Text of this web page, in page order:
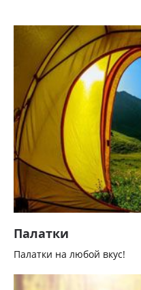
Палатки
Палатки на любой вкус!